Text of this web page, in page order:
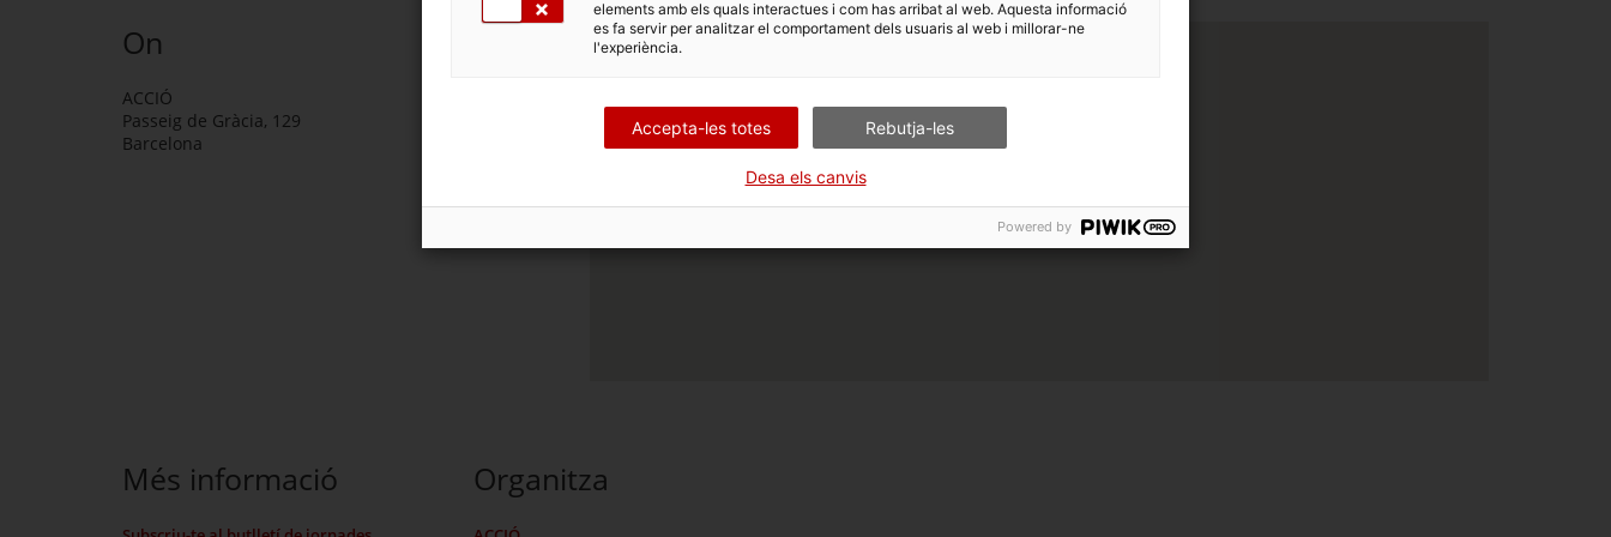
On
ACCIÓ
Passeig de Gràcia, 129
Barcelona
Més informació Organitza
elements amb els quals interactues i com has arribat al web. Aquesta informació
es fa servir per analitzar el comportament dels usuaris al web i millorar-ne
l'experiència.
Accepta-les totes Rebutja-les
Desa els canvis
Powered by